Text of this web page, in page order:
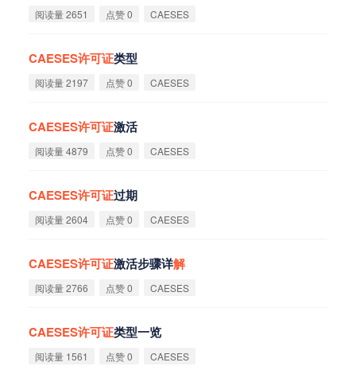
阅读量 2651 点赞 0 CAESES
CAESES许可证类型
阅读量 2197 点赞 0 CAESES
CAESES许可证激活
阅读量 4879 点赞 0 CAESES
CAESES许可证过期
阅读量 2604 点赞 0 CAESES
CAESES许可证激活步骤详解
阅读量 2766 点赞 0 CAESES
CAESES许可证类型一览
阅读量 1561 点赞 0 CAESES